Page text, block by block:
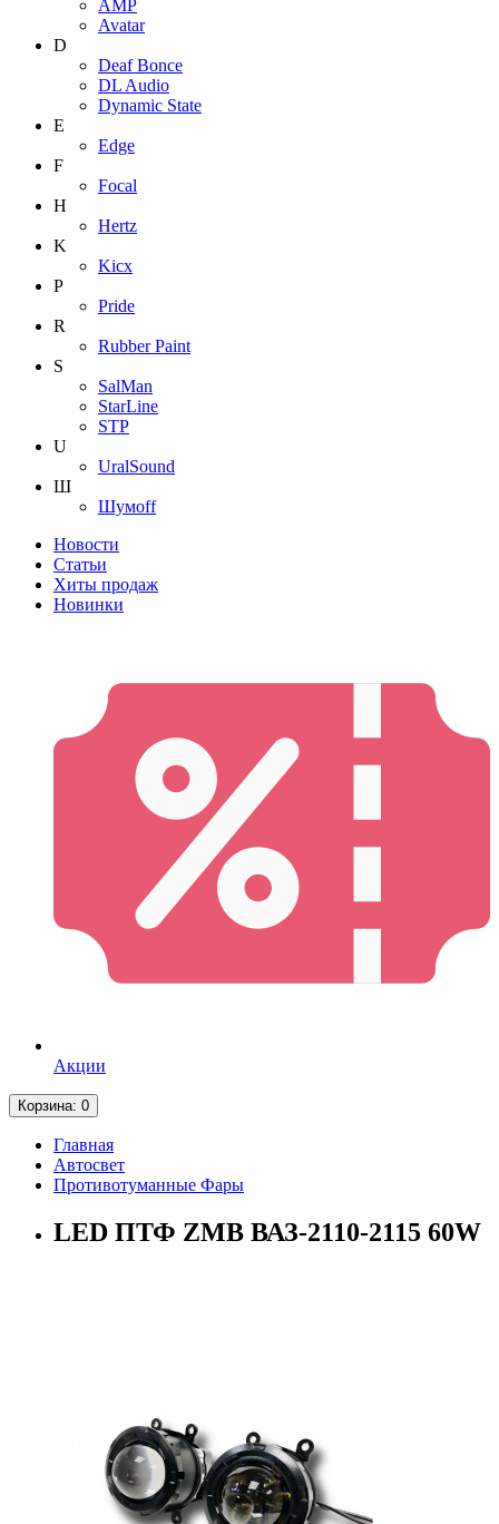
AMP
Avatar
D
Deaf Bonce
DL Audio
Dynamic State
E
Edge
F
Focal
H
Hertz
K
Kicx
P
Pride
R
Rubber Paint
S
SalMan
StarLine
STP
U
UralSound
Ш
Шумoff
Новости
Статьи
Хиты продаж
Новинки
Акции
Корзина: 0
Главная
Автосвет
Противотуманные Фары
LED ПТФ ZMB ВАЗ-2110-2115 60W